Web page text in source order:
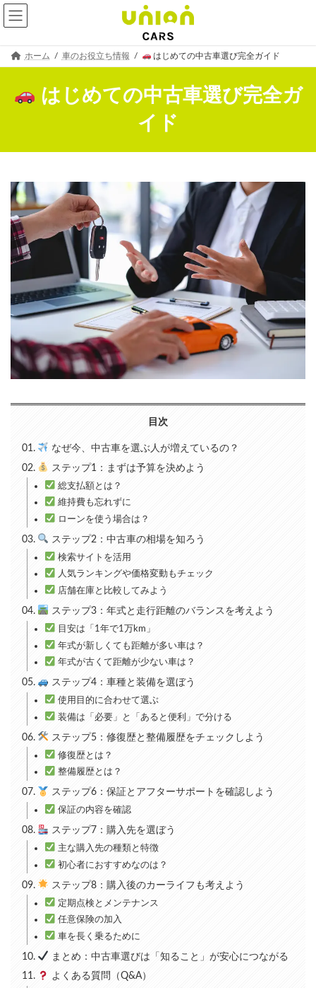
ッ
移
ホーム 車のお役立ち情報 はじめての中古車選び完全ガイド
はじめての中古車選び完全ガ
イド
目次
なぜ今、中古車を選ぶ人が増えているの？
ステップ1：まずは予算を決めよう
総支払額とは？
維持費も忘れずに
ローンを使う場合は？
ステップ2：中古車の相場を知ろう
検索サイトを活用
人気ランキングや価格変動もチェック
店舗在庫と比較してみよう
ステップ3：年式と走行距離のバランスを考えよう
目安は「1年で1万km」
年式が新しくても距離が多い車は？
年式が古くて距離が少ない車は？
ステップ4：車種と装備を選ぼう
使用目的に合わせて選ぶ
装備は「必要」と「あると便利」で分ける
ステップ5：修復歴と整備履歴をチェックしよう
修復歴とは？
整備履歴とは？
ステップ6：保証とアフターサポートを確認しよう
保証の内容を確認
ステップ7：購入先を選ぼう
主な購入先の種類と特徴
初心者におすすめなのは？
ステップ8：購入後のカーライフも考えよう
定期点検とメンテナンス
任意保険の加入
車を長く乗るために
まとめ：中古車選びは「知ること」が安心につながる
よくある質問（Q&A）